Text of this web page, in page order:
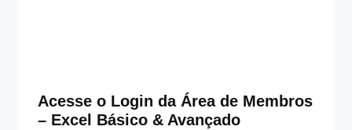
Acesse o Login da Área de Membros
– Excel Básico & Avançado